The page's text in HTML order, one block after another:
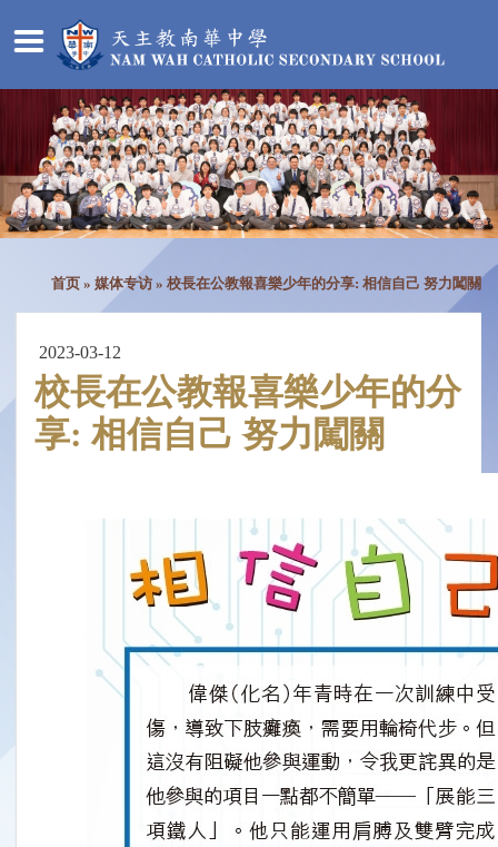
首页 » 媒体专访 » 校長在公教報喜樂少年的分享: 相信自己 努力闖關
2023-03-12
校長在公教報喜樂少年的分
享: 相信自己 努力闖關